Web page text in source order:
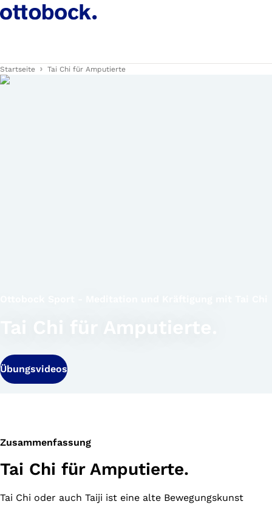
Startseite Tai Chi für Amputierte
Übungsvideos
Zusammenfassung
Tai Chi für Amputierte.
Tai Chi oder auch Taiji ist eine alte Bewegungskunst